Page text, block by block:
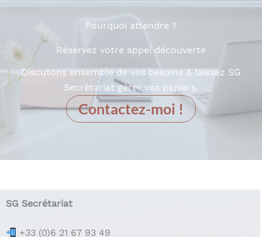
Pourquoi attendre ?
Réservez votre appel découverte
Discutons ensemble de vos besoins & laissez SG
Secrétariat gérer vos papiers.
Contactez-moi !
SG Secrétariat
+33 (0)6 21 67 93 49